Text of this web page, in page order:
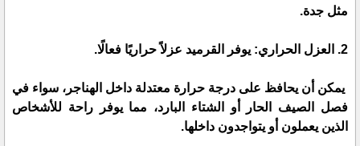
مثل جدة.
2. العزل الحراري: يوفر القرميد عزلاً حراريًا فعالًا.
يمكن أن يحافظ على درجة حرارة معتدلة داخل الهناجر، سواء في
فصل الصيف الحار أو الشتاء البارد، مما يوفر راحة للأشخاص
الذين يعملون أو يتواجدون داخلها.